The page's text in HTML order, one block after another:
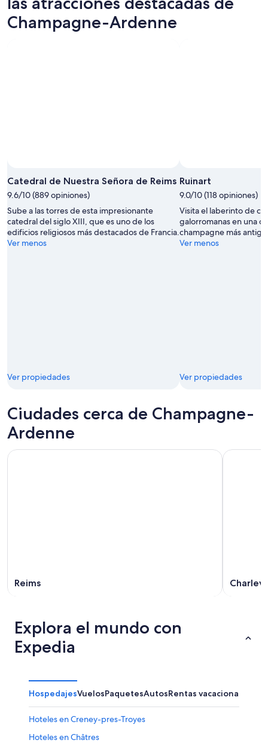
Champagne-Ardenne
Catedral de Nuestra Señora de Reims
9.6/10 (889 opiniones)
Sube a las torres de esta impresionante
catedral del siglo XIII, que es uno de los
edificios religiosos más destacados de Francia.
Ver menos
Ver propiedades
Ruinart
9.0/10 (118 opiniones)
Visita el laberinto de
galorromanas en una
champagne más
Ver menos
Ver propiedades
Ciudades cerca de Champagne-
Ardenne
Reims
Explora el mundo con
Expedia
HospedajesVuelosPaquetesAutosRentas vacacionales
Hoteles en Creney-pres-Troyes
Hoteles en Châtres